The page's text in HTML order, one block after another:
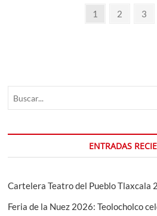
Página
1 Página
2 3
ENTRADAS
Cartelera Teatro del Pueblo Tlaxcala
Feria de la Nuez 2026: Teolocholco